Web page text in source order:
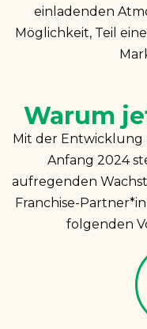
einladenden
Möglichkeit, Teil
Warum
Mit der Entwicklung
Anfang 2024
aufregenden
Franchise-
folgenden